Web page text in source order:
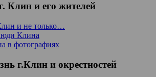
Клин и его жителей
и не только…
Клина
в фотографиях
г.Клин и окрестностей